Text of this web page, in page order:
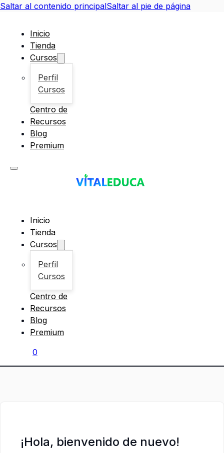
Saltar al contenido principalSaltar al pie de página
Inicio
Tienda
Cursos
Perfil
Cursos
Centro de
Recursos
Blog
Premium
Inicio
Tienda
Cursos
Perfil
Cursos
Centro de
Recursos
Blog
Premium
0
¡Hola, bienvenido de nuevo!